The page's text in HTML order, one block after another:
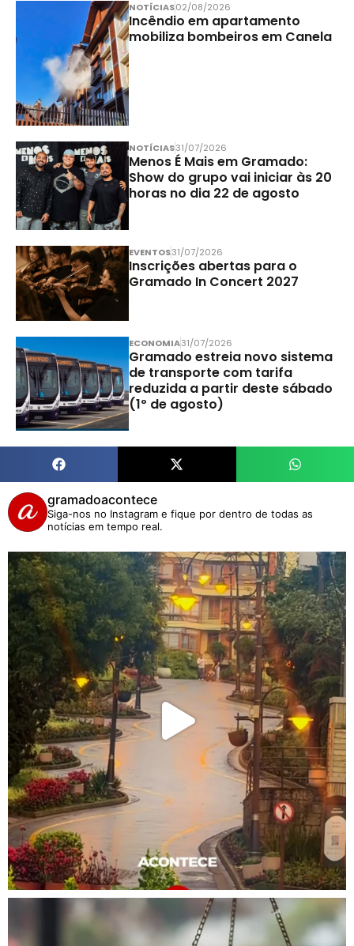
NOTÍCIAS02/08/2026
Incêndio em apartamento
mobiliza bombeiros em Canela
NOTÍCIAS31/07/2026
Menos É Mais em Gramado:
Show do grupo vai iniciar às 20
horas no dia 22 de agosto
EVENTOS31/07/2026
Inscrições abertas para o
Gramado In Concert 2027
ECONOMIA31/07/2026
Gramado estreia novo sistema
de transporte com tarifa
reduzida a partir deste sábado
(1º de agosto)
gramadoacontece
Siga-nos no Instagram e fique por dentro de todas as
notícias em tempo real.